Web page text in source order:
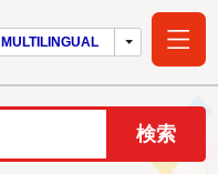
常陸太田市ホー
MULTILINGUAL